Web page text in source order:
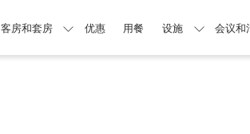
客房和套房 优惠 用餐 设施 会议和